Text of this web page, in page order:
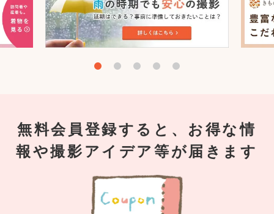
無料会員登録すると、お得な情
報や撮影アイデア等が届きます